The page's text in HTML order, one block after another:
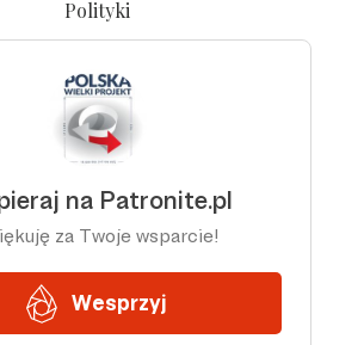
Polityki